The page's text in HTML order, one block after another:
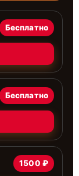
Бесплатно
Бесплатно
1500 ₽